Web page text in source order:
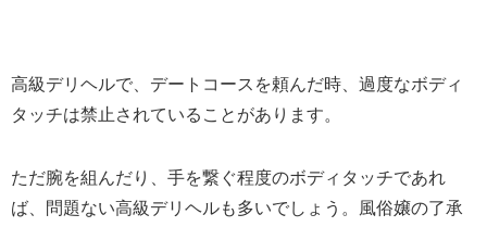
高級デリヘルで、デートコースを頼んだ時、過度なボディ
タッチは禁止されていることがあります。
ただ腕を組んだり、手を繋ぐ程度のボディタッチであれ
ば、問題ない高級デリヘルも多いでしょう。風俗嬢の了承